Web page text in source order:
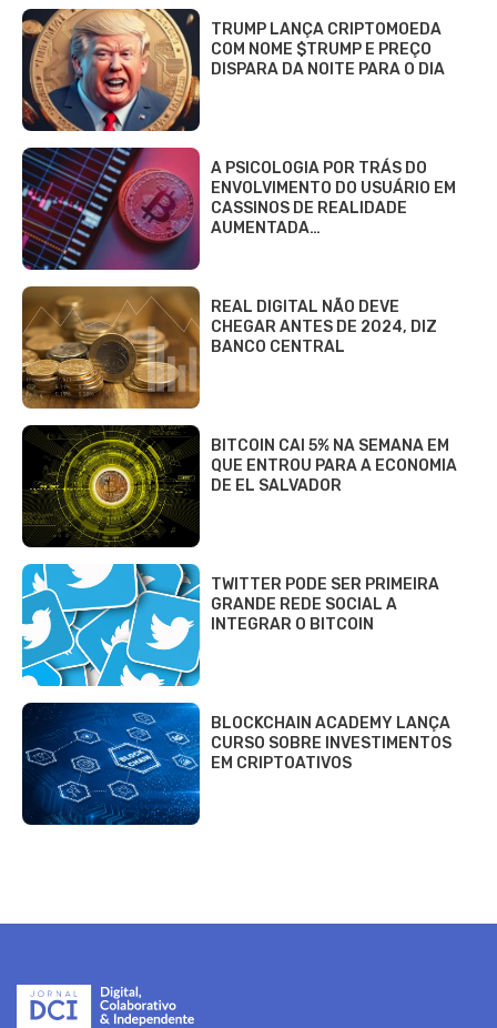
TRUMP LANÇA CRIPTOMOEDA
COM NOME $TRUMP E PREÇO
DISPARA DA NOITE PARA O DIA
A PSICOLOGIA POR TRÁS DO
ENVOLVIMENTO DO USUÁRIO EM
CASSINOS DE REALIDADE
AUMENTADA…
REAL DIGITAL NÃO DEVE
CHEGAR ANTES DE 2024, DIZ
BANCO CENTRAL
BITCOIN CAI 5% NA SEMANA EM
QUE ENTROU PARA A ECONOMIA
DE EL SALVADOR
TWITTER PODE SER PRIMEIRA
GRANDE REDE SOCIAL A
INTEGRAR O BITCOIN
BLOCKCHAIN ACADEMY LANÇA
CURSO SOBRE INVESTIMENTOS
EM CRIPTOATIVOS